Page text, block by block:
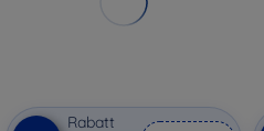
Rabatt